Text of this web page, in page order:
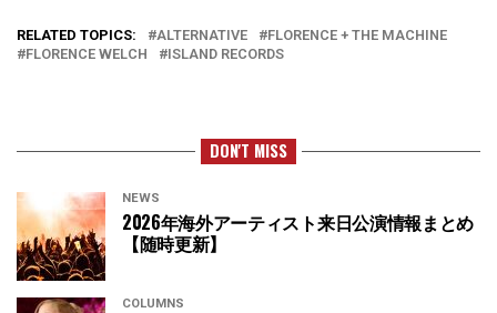
RELATED TOPICS: ALTERNATIVE
FLORENCE + THE MACHINE
FLORENCE WELCH
ISLAND RECORDS
DON'T MISS
NEWS
2026年海外アーティスト来日公演情報まとめ
【随時更新】
COLUMNS